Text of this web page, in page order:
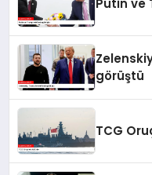
Putin ve
görüştü
TCG